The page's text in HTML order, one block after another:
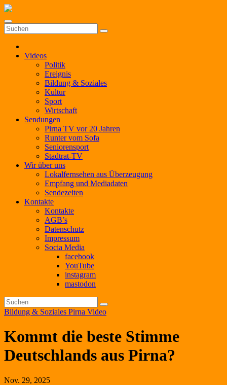
Zum
springen
Videos
Politik
Ereignis
Bildung & Soziales
Kultur
Sport
Wirtschaft
Sendungen
Pirna TV vor 20 Jahren
Runter vom Sofa
Seniorensport
Stadtrat-TV
Wir über uns
Lokalfernsehen aus Überzeugung
Empfang und Mediadaten
Sendezeiten
Kontakte
Kontakte
AGB’s
Datenschutz
Impressum
Socia Media
facebook
YouTube
instagram
mastodon
Bildung & Soziales Pirna Video
Kommt die beste Stimme
Deutschlands aus Pirna?
Nov. 29, 2025